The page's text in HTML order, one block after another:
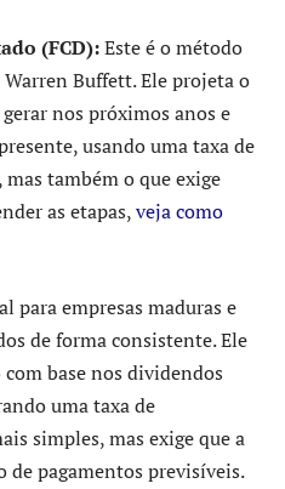
(FCD):Este é o método
Buffett. Ele projeta o
nos próximos anos e
usando uma taxa de
também o que exige
as etapas,veja como
para empresas maduras e
de forma consistente. Ele
base nos dividendos
uma taxa de
simples, mas exige que a
de pagamentos previsíveis.